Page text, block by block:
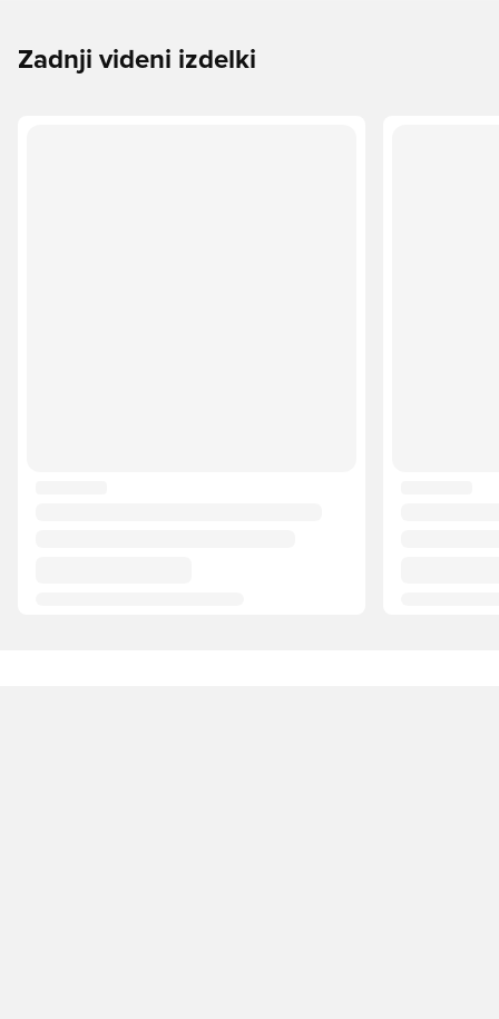
Zadnji videni izdelki